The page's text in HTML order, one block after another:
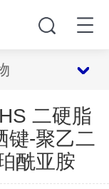
二硬脂
键-聚乙二
酰亚胺